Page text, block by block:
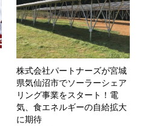
株式会社パートナーズが宮城
県気仙沼市でソーラーシェア
リング事業をスタート！電
気、食エネルギーの自給拡大
に期待